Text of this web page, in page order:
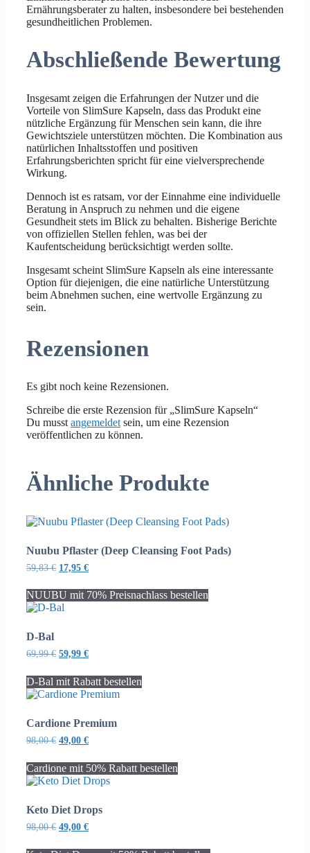
Ernährungsberater zu halten, insbesondere bei bestehenden
gesundheitlichen Problemen.
Abschließende Bewertung
Insgesamt zeigen die Erfahrungen der Nutzer und die
Vorteile von SlimSure Kapseln, dass das Produkt eine
nützliche Ergänzung für Menschen sein kann, die ihre
Gewichtsziele unterstützen möchten. Die Kombination aus
natürlichen Inhaltsstoffen und positiven
Erfahrungsberichten spricht für eine vielversprechende
Wirkung.
Dennoch ist es ratsam, vor der Einnahme eine individuelle
Beratung in Anspruch zu nehmen und die eigene
Gesundheit stets im Blick zu behalten. Bisherige Berichte
von offiziellen Stellen fehlen, was bei der
Kaufentscheidung berücksichtigt werden sollte.
Insgesamt scheint SlimSure Kapseln als eine interessante
Option für diejenigen, die eine natürliche Unterstützung
beim Abnehmen suchen, eine wertvolle Ergänzung zu
sein.
Rezensionen
Es gibt noch keine Rezensionen.
Schreibe die erste Rezension für „SlimSure Kapseln“
Du musst angemeldet sein, um eine Rezension
veröffentlichen zu können.
Ähnliche Produkte
Nuubu Pflaster (Deep Cleansing Foot Pads)
59,83€ Ursprünglicher
war:
59,83 €
17,95 €Aktueller
ist:
17,95 €.
NUUBU mit 70% Preisnachlass bestellen
D-Bal
69,99€ Ursprünglicher
war:
69,99 €
59,99 €Aktueller
ist:
59,99 €.
D-Bal mit Rabatt bestellen
Cardione Premium
98,00€ Ursprünglicher
war:
98,00 €
49,00 €Aktueller
ist:
49,00 €.
Cardione mit 50% Rabatt bestellen
Keto Diet Drops
98,00€ Ursprünglicher
war:
49,00 €Aktueller
ist: